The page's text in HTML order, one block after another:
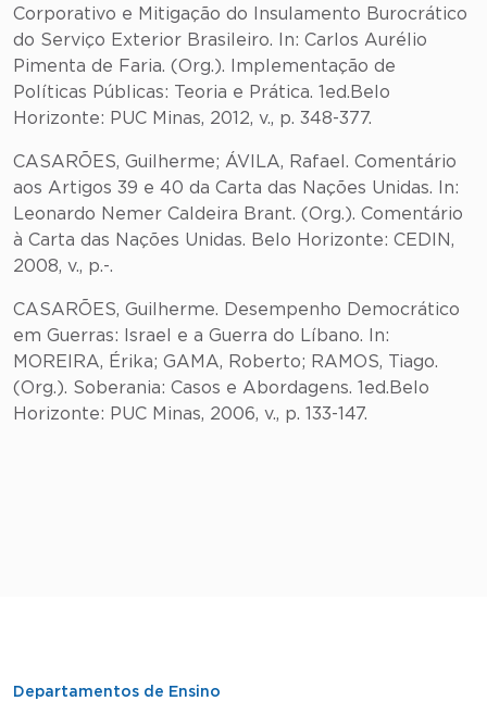
Corporativo e Mitigação do Insulamento Burocrático
do Serviço Exterior Brasileiro. In: Carlos Aurélio
Pimenta de Faria. (Org.). Implementação de
Políticas Públicas: Teoria e Prática. 1ed.Belo
Horizonte: PUC Minas, 2012, v., p. 348-377.
CASARÕES, Guilherme; ÁVILA, Rafael. Comentário
aos Artigos 39 e 40 da Carta das Nações Unidas. In:
Leonardo Nemer Caldeira Brant. (Org.). Comentário
à Carta das Nações Unidas. Belo Horizonte: CEDIN,
2008, v., p.-.
CASARÕES, Guilherme. Desempenho Democrático
em Guerras: Israel e a Guerra do Líbano. In:
MOREIRA, Érika; GAMA, Roberto; RAMOS, Tiago.
(Org.). Soberania: Casos e Abordagens. 1ed.Belo
Horizonte: PUC Minas, 2006, v., p. 133-147.
Departamentos de Ensino